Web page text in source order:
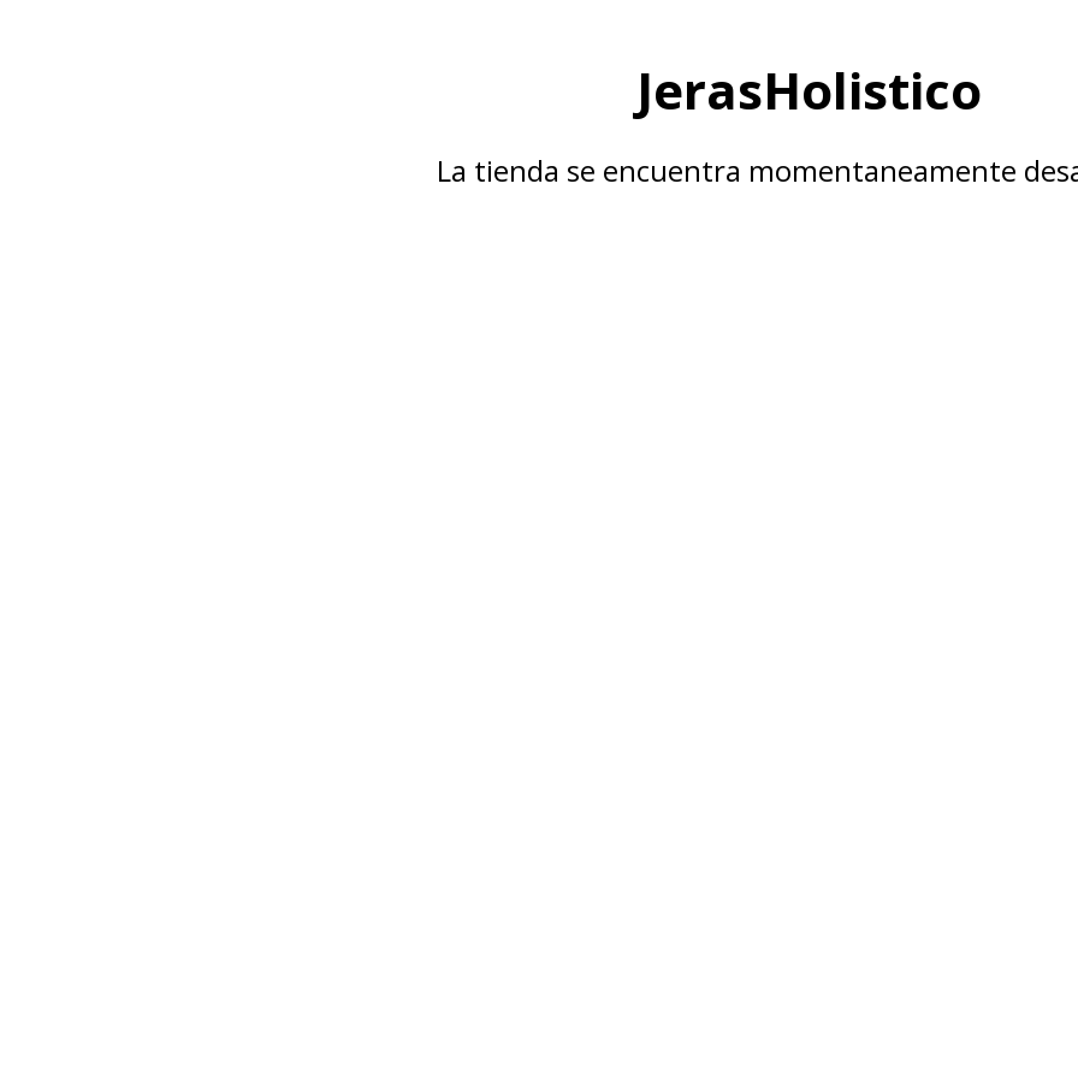
JerasHolistico
La tienda se encuentra momentaneamente